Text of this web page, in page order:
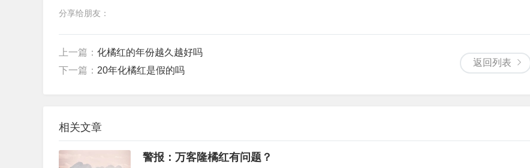
分享给朋友：
返回列表
上一篇： 化橘红的年份越久越好吗
下一篇： 20年化橘红是假的吗
相关文章
警报：万客隆橘红有问题？